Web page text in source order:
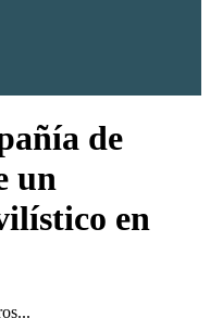
de
un
en